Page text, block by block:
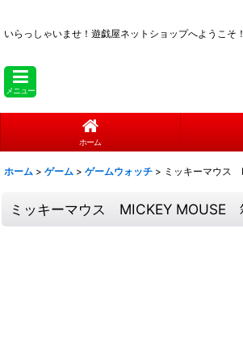
いらっしゃいませ！ 遊戯屋ネットショップへようこそ！
メニュー
ホーム
ホーム > ゲーム > ゲームウォッチ > ミッキーマウス
ミッキーマウス MICKEY MOUSE